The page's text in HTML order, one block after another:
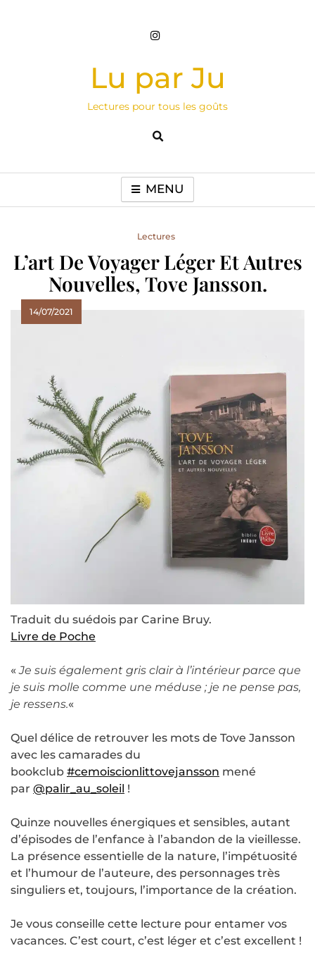
Lu par Ju
Lectures pour tous les goûts
MENU
Lectures
L’art De Voyager Léger Et Autres
Nouvelles, Tove Jansson.
14/07/2021
Traduit du suédois par Carine Bruy.
Livre de Poche
«Je suis également gris clair à l’intérieur parce que
je suis molle comme une méduse ; je ne pense pas,
je ressens.«
Quel délice de retrouver les mots de Tove Jansson
avec les camarades du
bookclub #cemoiscionlittovejansson mené
par @palir_au_soleil !
Quinze nouvelles énergiques et sensibles, autant
d’épisodes de l’enfance à l’abandon de la vieillesse.
La présence essentielle de la nature, l’impétuosité
et l’humour de l’auteure, des personnages très
singuliers et, toujours, l’importance de la création.
Je vous conseille cette lecture pour entamer vos
vacances. C’est court, c’est léger et c’est excellent !